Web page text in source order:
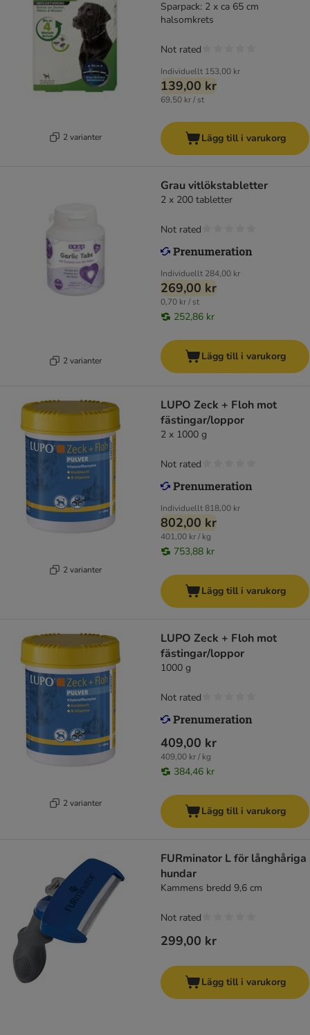
2 varianter
Sparpack: 2 x ca 65 cm
halsomkrets
Individuellt 153,00 kr
139,00 kr
69,50 kr / st
Not rated
Lägg till i varukorg
2 varianter
Grau vitlökstabletter
2 x 200 tabletter
Individuellt 284,00 kr
269,00 kr
0,70 kr / st
252,86 kr
Not rated
Lägg till i varukorg
2 varianter
LUPO Zeck + Floh mot
fästingar/loppor
2 x 1000 g
Individuellt818,00 kr
802,00 kr
401,00 kr / kg
753,88 kr
Not rated
Lägg till i varukorg
2 varianter
LUPO Zeck + Floh mot
fästingar/loppor
1000 g
409,00 kr
409,00 kr / kg
384,46 kr
Not rated
Lägg till i varukorg
FURminator L för långhåriga
hundar
Kammens bredd 9,6 cm
299,00 kr
Not rated
Lägg till i varukorg